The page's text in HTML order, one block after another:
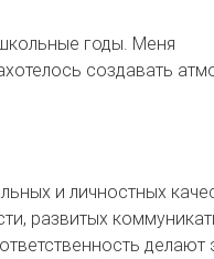
годы. Меня
создавать
и личностных
развитых
делают